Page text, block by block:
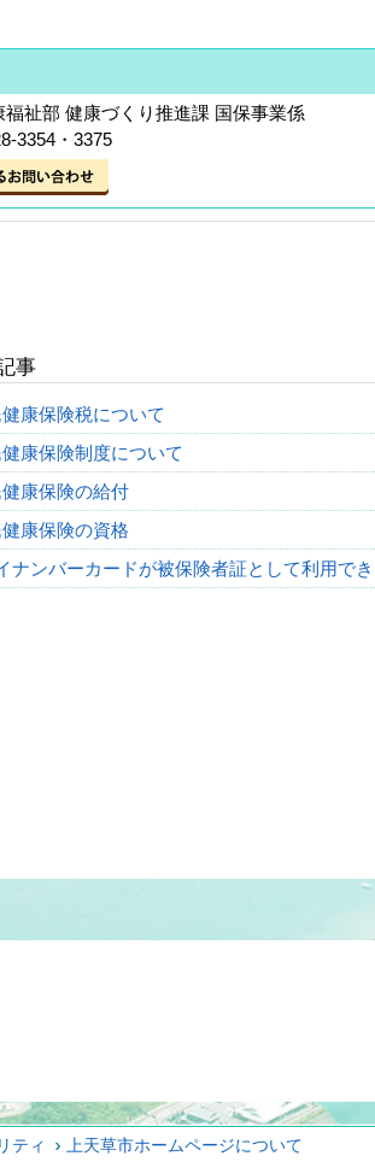
福祉部 健康づくり推進課 国保事業係
3354・3375
事
康保険税について
康保険制度について
康保険の給付
康保険の資格
ナンバーカードが被保険者証として利用で
ティ 上天草市ホームページについて